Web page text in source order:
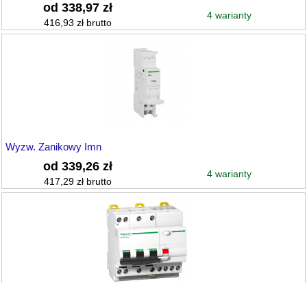
od 338,97 zł
416,93 zł brutto
4 warianty
Wyzw. Zanikowy Imn
od 339,26 zł
417,29 zł brutto
4 warianty